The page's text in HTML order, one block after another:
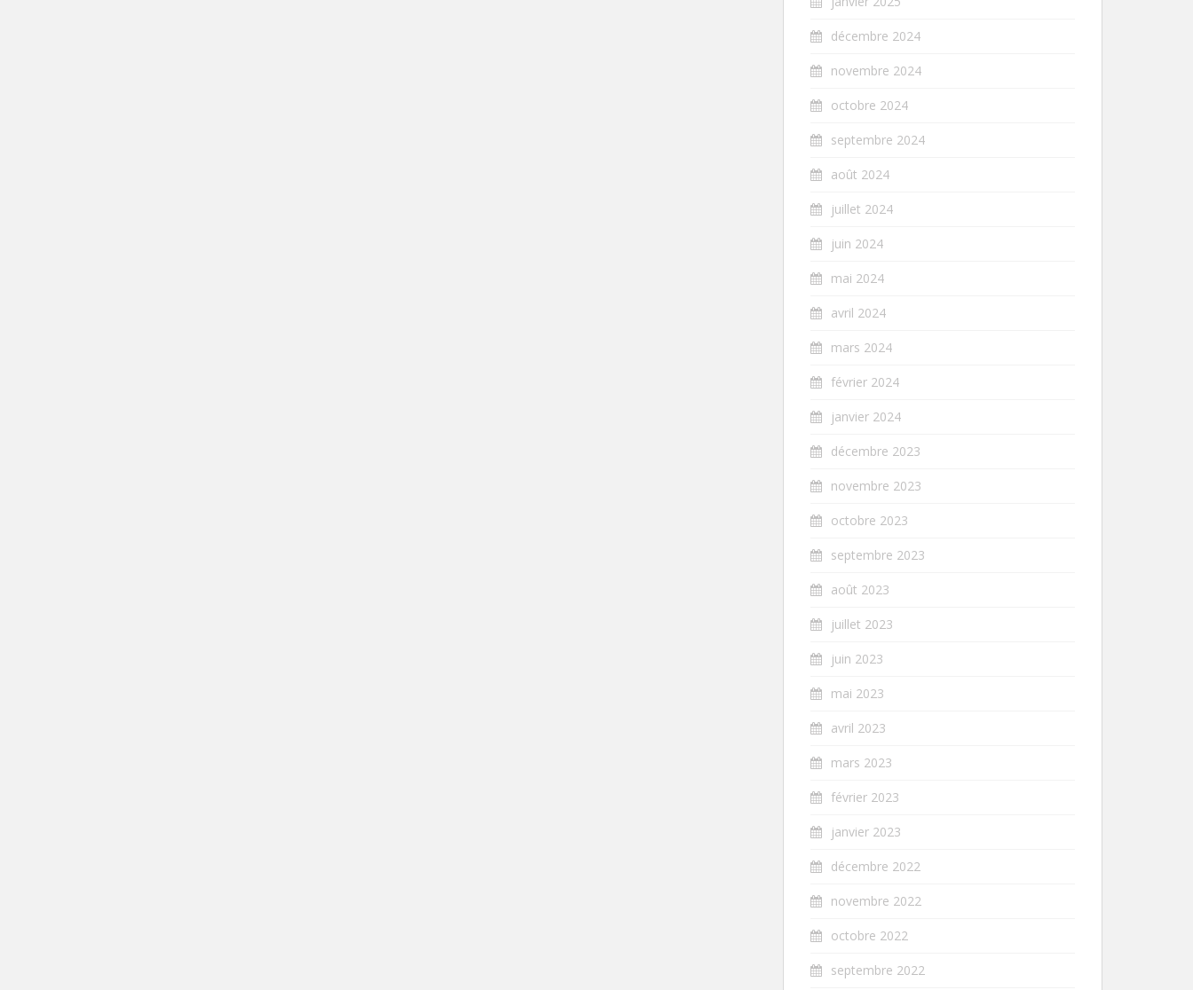
décembre 2024
novembre 2024
octobre 2024
septembre 2024
août 2024
juillet 2024
juin 2024
mai 2024
avril 2024
mars 2024
février 2024
janvier 2024
décembre 2023
novembre 2023
octobre 2023
septembre 2023
août 2023
juillet 2023
juin 2023
mai 2023
avril 2023
mars 2023
février 2023
janvier 2023
décembre 2022
novembre 2022
octobre 2022
septembre 2022